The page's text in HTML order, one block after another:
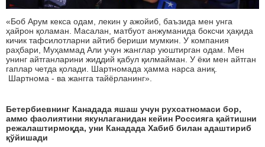
«Боб Арум кекса одам, лекин у ажойиб, баъзида мен унга
ҳайрон қоламан. Масалан, матбуот анжуманида боксчи ҳақида
кичик тафсилотларни айтиб бериши мумкин. У компания
раҳбари, Муҳаммад Али учун жанглар уюштирган одам. Мен
унинг айтганларини жиддий қабул қилмайман. У ёки мен айтган
гаплар четда қолади. Шартномада ҳамма нарса аниқ.
Шартнома - ва жангга тайёрланинг».
Бетербиевнинг Канадада яшаш учун рухсатномаси бор,
аммо фаолиятини якунлаганидан кейин Россияга қайтишни
режалаштирмоқда, уни Канадада Хабиб билан адаштириб
қўйишади